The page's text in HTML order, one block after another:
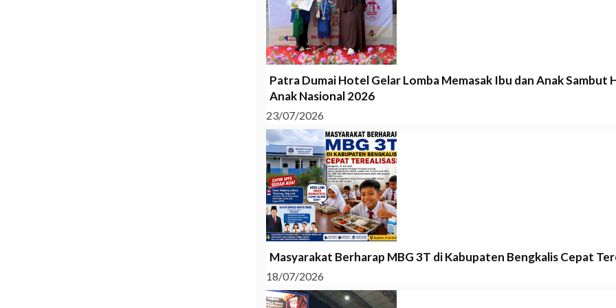
Patra Dumai Hotel Gelar Lomba Memasak Ibu dan Anak Sambut
Anak Nasional 2026
23/07/2026
Masyarakat Berharap MBG 3T di Kabupaten Bengkalis Cepat
18/07/2026